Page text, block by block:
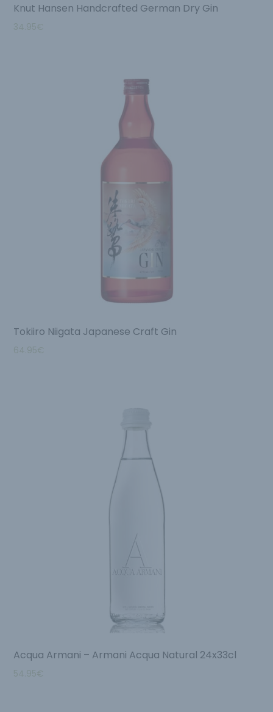
Knut Hansen Handcrafted German Dry Gin
34.95€
Tokiiro Niigata Japanese Craft Gin
64.95€
Acqua Armani – Armani Acqua Natural 24x33cl
54.95€